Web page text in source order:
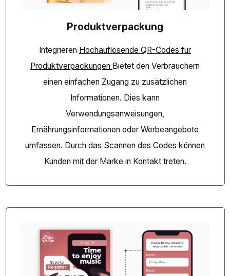
Produktverpackung
Integrieren Hochauflösende QR-Codes für
Produktverpackungen Bietet den Verbrauchern
einen einfachen Zugang zu zusätzlichen
Informationen. Dies kann
Verwendungsanweisungen,
Ernährungsinformationen oder Werbeangebote
umfassen. Durch das Scannen des Codes können
Kunden mit der Marke in Kontakt treten.